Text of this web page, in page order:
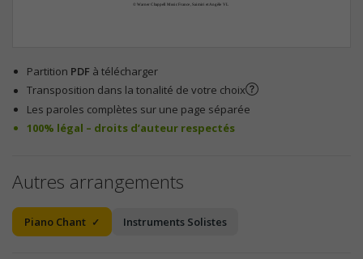
© Warner Chappell Music France, Saimiri et Angèle VL
Partition PDF à télécharger
Transposition dans la tonalité de votre choix
Les paroles complètes sur une page séparée
100% légal – droits d’auteur respectés
Autres arrangements
Piano Chant Instruments Solistes